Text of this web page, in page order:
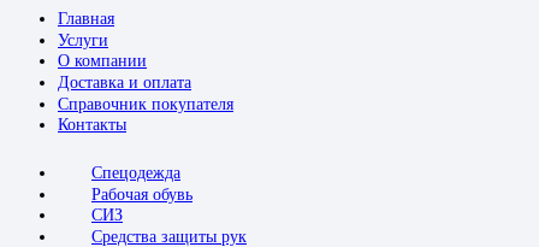
Главная
Услуги
О компании
Доставка и оплата
Справочник покупателя
Контакты
Спецодежда
Рабочая обувь
СИЗ
Средства защиты рук